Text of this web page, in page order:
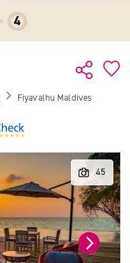
4
Fiyavalhu Maldives